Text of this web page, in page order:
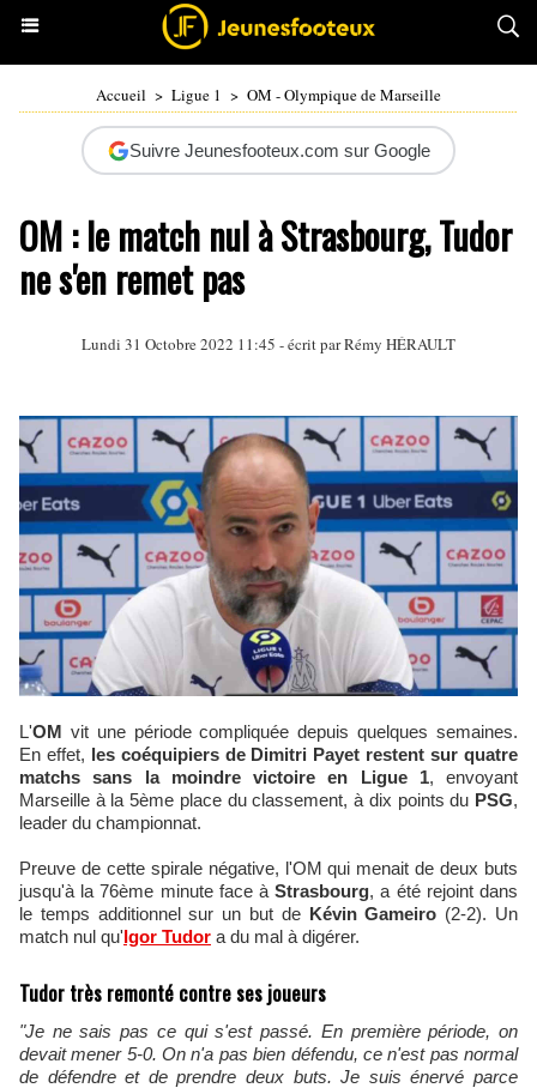
Accueil > Ligue 1 > OM - Olympique de Marseille
Suivre Jeunesfooteux.com sur Google
OM : le match nul à Strasbourg, Tudor
ne s'en remet pas
Lundi 31 Octobre 2022 11:45 - écrit parRémy HÉRAULT
L'OM vit une période compliquée depuis quelques semaines.
En effet, les coéquipiers de Dimitri Payet restent sur quatre
matchs sans la moindre victoire en Ligue 1, envoyant
Marseille à la 5ème place du classement, à dix points du PSG,
leader du championnat.
Preuve de cette spirale négative, l'OM qui menait de deux buts
jusqu'à la 76ème minute face àStrasbourg, a été rejoint dans
le temps additionnel sur un but de Kévin Gameiro (2-2). Un
match nul qu'Igor Tudor a du mal à digérer.
Tudor très remonté contre ses joueurs
​"Je ne sais pas ce qui s'est passé. En première période, on
devait mener 5-0. On n'a pas bien défendu, ce n'est pas normal
de défendre et de prendre deux buts. Je suis énervé parce